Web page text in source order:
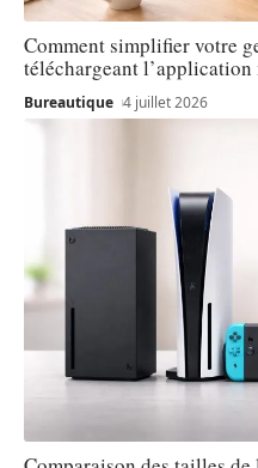
Comment simplifier votre
téléchargeant
Bureautique 4 juillet 2026